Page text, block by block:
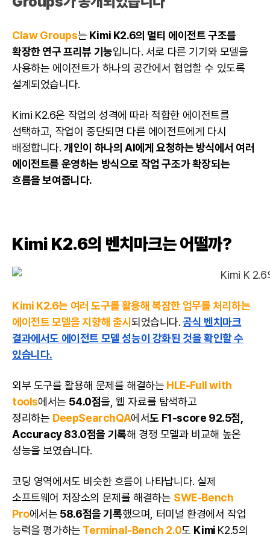
Claw Groups는 Kimi K2.6의 멀티 에이전트 구조를
확장한 연구 프리뷰 기능입니다. 서로 다른 기기와 모델을
사용하는 에이전트가 하나의 공간에서 협업할 수 있도록
설계되었습니다.
Kimi K2.6은 작업의 성격에 따라 적합한 에이전트를
선택하고, 작업이 중단되면 다른 에이전트에게 다시
배정합니다.개인이 하나의 AI에게 요청하는 방식에서 여러
에이전트를 운영하는 방식으로 작업 구조가 확장되는
흐름을 보여줍니다.
Kimi K2.6의 벤치마크는 어떨까?
Kimi K2.6는 여러 도구를 활용해 복잡한 업무를 처리하는
에이전트 모델을 지향해 출시되었습니다. 공식 벤치마크
결과에서도 에이전트 모델 성능이 강화된 것을 확인할 수
있습니다.
외부 도구를 활용해 문제를 해결하는 HLE-Full with
tools에서는 54.0점을, 웹 자료를 탐색하고
정리하는 DeepSearchQA에서도 F1-score 92.5점,
Accuracy 83.0점을 기록해 경쟁 모델과 비교해 높은
성능을 보였습니다.
코딩 영역에서도 비슷한 흐름이 나타납니다. 실제
소프트웨어 저장소의 문제를 해결하는 SWE-Bench
Pro에서는 58.6점을 기록했으며, 터미널 환경에서 작업
능력을 평가하는 Terminal-Bench 2.0도 Kimi K2.5의